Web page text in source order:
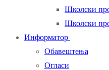
Школски
Школски
Информатор
Обавештења
Огласи